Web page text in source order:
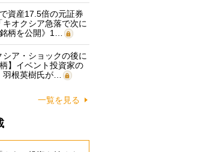
で資産17.5倍の元証券
キオクシア急落で次に
柄を公開》1…
シア・ショックの後に
】イベント投資家の
羽根英樹氏が…
一覧を見る